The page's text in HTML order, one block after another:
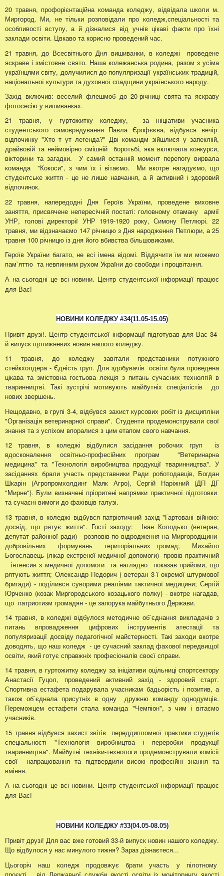
20 травня, профорієнтаційна команда коледжу, відвідала школи м.
Миргород. Ми, не тільки розповідали про коледж,спеціальності та
особливості вступу, а й дізналися від учнів цікаві факти про їхні
заклади освіти. Цвкаво та корисно проведений час.
21 травня, до Всесвітнього Дня вишиванки, в коледжі проведене
яскраве і змістовне свято. Наша колежанська родина, разом з усіма
українцями світу, долучилися до популяризації українських традицій,
національної культури та духовної спадщини українського народу.
Захід включив: веселий флешмоб до 20-річниці свята та яскраву
фотосесію у вишиванках.
21 травня, у гуртожитку коледжу, за ініціативи учасника
студентського самоврядування Павла Єрофєєва, відбувся вечір
відпочинку "Хто т ут легенда?" Дві командм зійшлися у запекліій,
драйвовій та неймовірно смішній боротьбі, яка включала конкурси,
вікторини та загадки. У самий останній момент перепогу вирвала
команда "Кокоси", з чим їх і вітаємо. Ми вкотре нагадуємо, що
студентське життя - це не лише навчання, а й активний і здоровий
відпочинок.
22 травня, напередодні Дня Героїв України, проведене виховне
заняття, присвячене непересічній постаті: головному отаману армії
УНР, голові директорії УНР 1919-1920 року, Симону Петлюрі. 22
травня, ми відзначаємо 147 річницю з Дня народження Петлюри, а 25
травня 100 річницю із дня його вбивства більшовиками.
Героїв України багато, не всі імена відомі. Віддячити їм ми можемо
пам`яттю та невпинним рухом України до свободи і процвітання.
А на сьогодні це всі новини. Центр студентської інформації працює
для Вас!
НОВИНИ КОЛЕДЖУ #34(11.05-15.05)
Привіт друзі!. Центр студентської інформації підготував для Вас 34-
й випуск щотижневих новин нашого коледжу.
11 травня, до коледжу завітали представники потужного
стейкхолдера - Єдність груп. Для здобувачів освіти була проведена
цікава та змістовна гостьова лекція з питань сучасних технолгій в
тваринництві. Такі зустрічі мотивують майбутніх спеціалістів до
нових звершень.
Нещодавно, в групі 3-4, відбувся захист курсових робіт із дисципліни
"Організація ветеринарної справи". Студенти продемонстрували свої
знання та з успіхом впоралися з цим етапом свого навчання.
12 травня, в коледжі відбулися засідання робочих груп із
вдосконалення освітньо-професійних програм "Ветеринарна
медицина" та "Технологія виробництва продукції тваринництва". У
засіданнях брали участь представники Ради роботодавців, Богдан
Шкарін (Агропромхолдинг Маяк Агро), Сергій Наріжний (ДП ДГ
"Мирне"). Були визначені пріоритені напрямки практичної підготовки
та сучасні вимоги до фахівців галузі.
13 травня, в коледжі відбувся патріотичний захід "Гартовані війною:
досвід, що рятує життя". Гості заходу: Іван Колодько (ветеран,
депутат районної ради) - розповів по відродження на Миргородщини
добровільних формувань територіальних громад; Михайло
Богославець (лікар екстреної медичної допомоги)- провів практичний
інтенсив з медичної допомоги та наглядно показав прийоми, що
рятують життя; Олександр Педорич ( ветеран 3-ї окремої штурмової
бригади) - поділився суворими реаліями тактичної медицини; Сергій
Юрченко (козак Миргородського козацького полку) - вкотре нагадав,
що патриотизм громадян - це запорука майбутнього Держави.
14 травня, в коледжі відбулося методичне об`єднання викладачів з
питань впровадження цифрових інструментів атестації та
популяризації досвіду педагогічної майстерності. Такі заходи вкотре
доводять, що наш коледж - це сучасний заклад фахової передвищої
освіти, який готує справжніх професіоналів своєї справи.
14 травня, в гуртожитку коледжу за ініціативи оцільниці спортсектору
Анастасії Гуцол, проведений активний захід - здоровий старт.
Спортивна естафета подарувала учасникам бадьорість і позитив, а
також об`єднала присутніх в одну дружню команду однодумців.
Переможцем естафети стала команда "Чемпіон", з чим і вітаємо
учасників.
15 травня відбувся захист звітів переддипломної практики студетів
спеціальності "Технологія виробництва і переробки продукції
тваринництва". Майбутні техніки-технологи продемонстрували комісії
свої напрацювання та підтвердили високі професійні знання та
вміння.
А на сьогодні це всі новини. Центр студентської інформації працює
для Вас!
НОВИНИ КОЛЕДЖУ #33(04.05-08.05)
Привіт друзі! Для вас вже готовий 33-й випуск новин нашого коледжу.
Що відбулося у нас минулого тижня? Зараз дізнаєтеся...
Цьогоріч наш коледж продовжує брати участь у пілотному